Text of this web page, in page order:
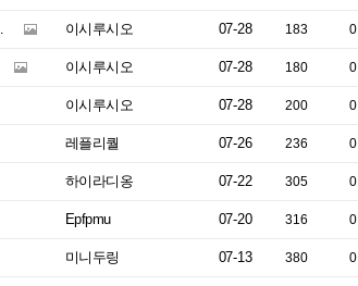
이시루시오 07-28 183 0
이시루시오 07-28 180 0
이시루시오 07-28 200 0
레플리퀄 07-26 236 0
하이라디옹 07-22 305 0
Epfpmu 07-20 316 0
미니두링 07-13 380 0